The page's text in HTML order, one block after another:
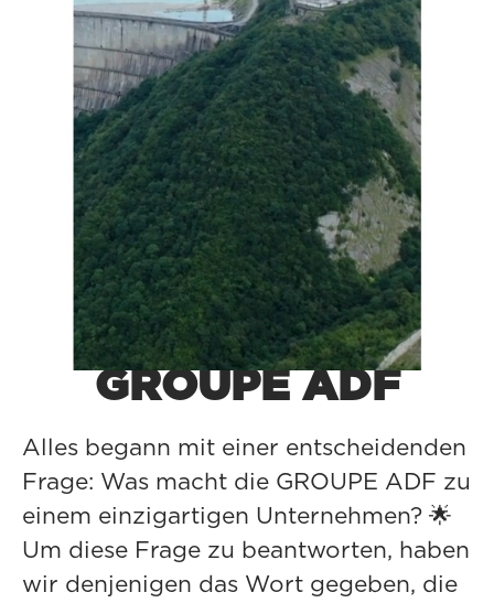
können Sie:
👉 Ihre Initiativbewerbung einreichen
👉 Jobangebote erhalten, die Ihrem
Profil entsprechen
Entwickeln Sie Ihre
Ambitionen bei der
GROUPE ADF
Alles begann mit einer entscheidenden
Frage: Was macht die GROUPE ADF zu
einem einzigartigen Unternehmen? 🌟
Um diese Frage zu beantworten, haben
wir denjenigen das Wort gegeben, die